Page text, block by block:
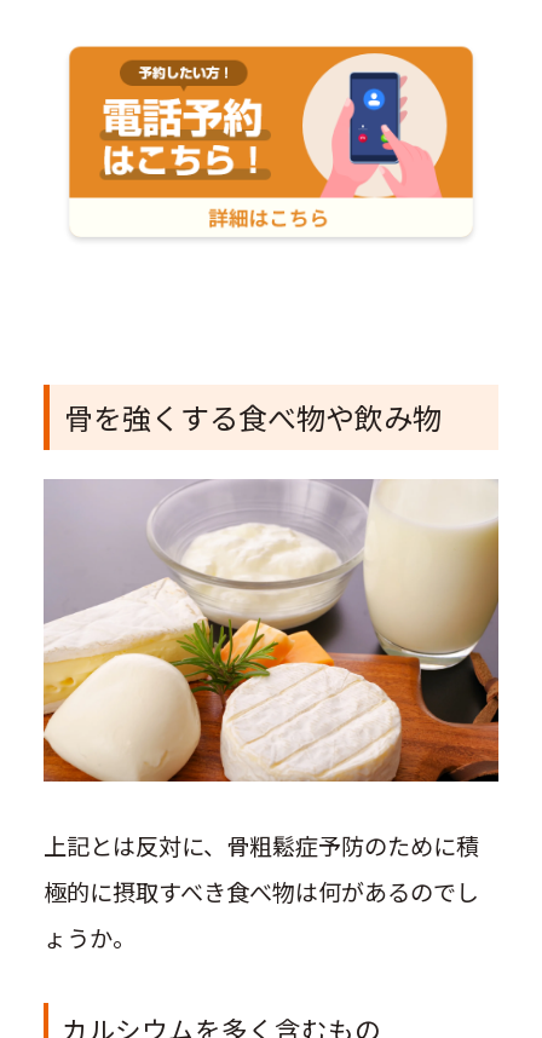
骨を強くする食べ物や飲み物
上記とは反対に、骨粗鬆症予防のために積
極的に摂取すべき食べ物は何があるのでし
ょうか。
カルシウムを多く含むもの